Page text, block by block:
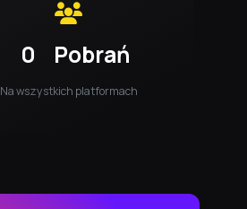
0 Pobrań
Na wszystkich platformach